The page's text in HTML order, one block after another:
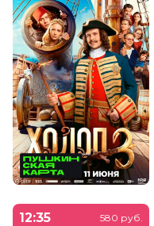
12:35
580 руб.